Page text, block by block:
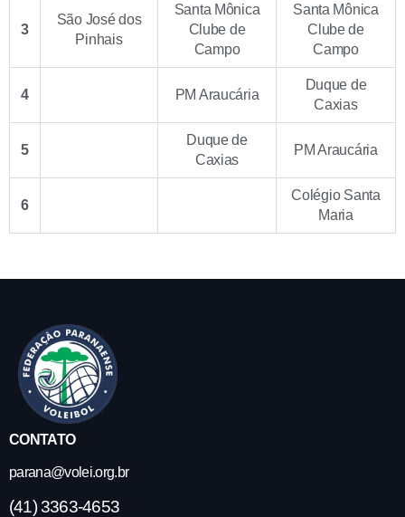
3
São José dos
Pinhais
Santa Mônica
Clube de
Campo
Santa Mônica
Clube de
Campo
4 PM Araucária
Duque de
Caxias
5
Duque de
Caxias
PM Araucária
6
Colégio Santa
Maria
CONTATO
parana@volei.org.br
(41) 3363-4653